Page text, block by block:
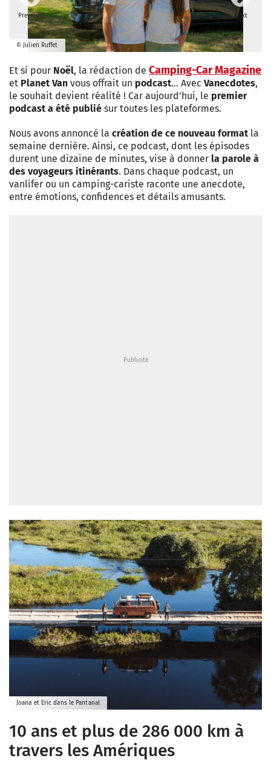
Previous
© Julien Ruffet
Next
Et si pour Noël, la rédaction de Camping-Car Magazine
et Planet Van vous offrait un podcast… Avec Vanecdotes,
le souhait devient réalité ! Car aujourd’hui, le premier
podcast a été publié sur toutes les plateformes.
Nous avons annoncé la création de ce nouveau format la
semaine dernière. Ainsi, ce podcast, dont les épisodes
durent une dizaine de minutes, vise à donner la parole à
des voyageurs itinérants. Dans chaque podcast, un
vanlifer ou un camping-cariste raconte une anecdote,
entre émotions, confidences et détails amusants.
Joana et Eric dans le Pantanal
10 ans et plus de 286 000 km à
travers les Amériques